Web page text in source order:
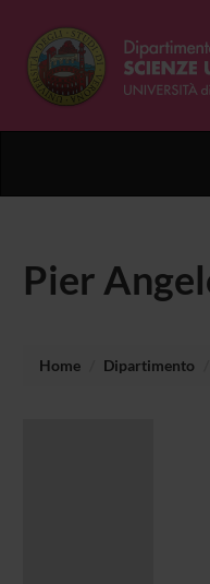
Pier
Home Dipartimento